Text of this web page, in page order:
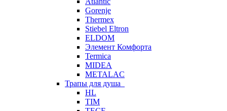
Gorenje
Thermex
Stiebel Eltron
ELDOM
Элемент Комфорта
Termica
MIDEA
METALAC
Трапы для душа
HL
TIM